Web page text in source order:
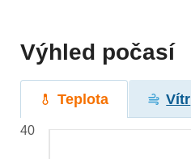
Výhled počasí
Teplota Vítr
40